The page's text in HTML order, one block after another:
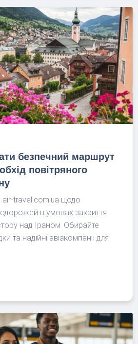
безпечний маршрут
повітряного
air-travel.com.ua щодо
в умовах закриття
над Іраном. Обирайте
та надійні авіакомпанії для